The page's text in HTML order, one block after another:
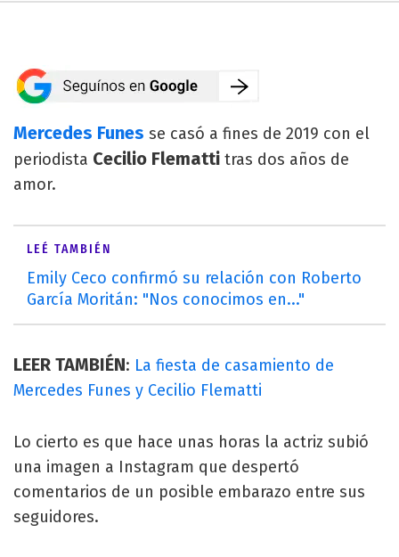
Mercedes Funes se casó a fines de 2019 con el
periodista Cecilio Flematti tras dos años de
amor.
LEÉ TAMBIÉN
Emily Ceco confirmó su relación con Roberto
García Moritán: "Nos conocimos en..."
LEER TAMBIÉN: La fiesta de casamiento de
Mercedes Funes y Cecilio Flematti
Lo cierto es que hace unas horas la actriz subió
una imagen a Instagram que despertó
comentarios de un posible embarazo entre sus
seguidores.